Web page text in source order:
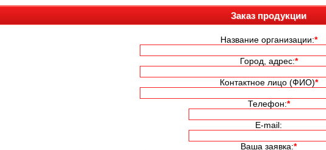
Заказ продукции
Название организации:*
Город, адрес:*
Контактное лицо (ФИО)*
Телефон:*
E-mail:
Ваша заявка:*